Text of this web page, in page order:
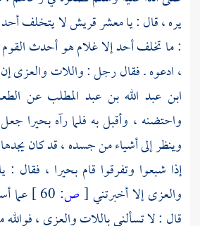
يره ، قال : يا معشرقريشلا يتخلف
: ما تخلف أحد إلا غلام هو أحدث القوم
، ادعوه . فقال رجل : واللات والعزى
ابن عبد الله بن عبد المطلبعن
واحتضنه ، وأقبل به فلما رآهبحيرا
وينظر إلى أشياء من جسده ، قد كان
إذا شبعوا وتفرقوا قامبحيرا ، فقال :
والعزى إلا أخبرتني[ص:
عما
قال : لا تسألني باللات والعزى ،